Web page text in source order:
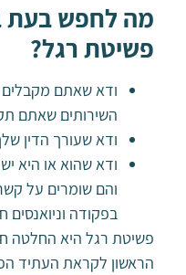
מה לחפש בעת
פשיטת רגל?
ודא שאתם
השירותים שאתם
ודא שעורך הדין
ודא שהוא או היא
והם שומרים על
בפקודה
פשיטת רגל היא החלטה
הראשון לקראת העתיד